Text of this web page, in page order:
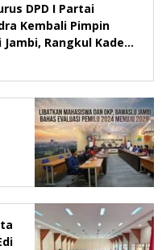
DPD I Partai
Kembali Pimpin
Jambi, Rangkul Kader